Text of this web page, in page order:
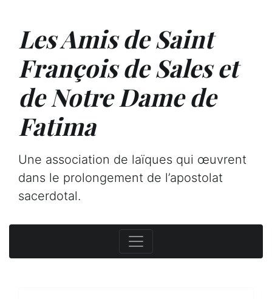
Les Amis de Saint
François de Sales et
de Notre Dame de
Fatima
Une association de laïques qui œuvrent
dans le prolongement de l’apostolat
sacerdotal.